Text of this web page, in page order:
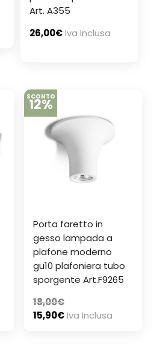
Art. A355
26,00€Iva Inclusa
SCONTO
12%
Porta faretto in
gesso lampada a
plafone moderno
gu10 plafoniera tubo
sporgente Art.F9265
18,00€
15,90€Iva Inclusa